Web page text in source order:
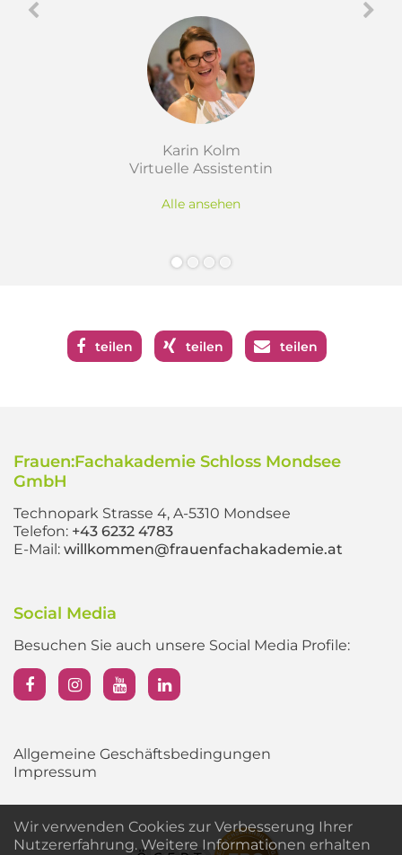
Karin Kolm
Virtuelle Assistentin
Alle ansehen
teilen teilen teilen
Frauen:Fachakademie Schloss Mondsee
GmbH
Technopark Strasse 4, A-5310 Mondsee
Telefon: +43 6232 4783
E-Mail: willkommen@frauenfachakademie.at
Social Media
Besuchen Sie auch unsere Social Media Profile:
Allgemeine Geschäftsbedingungen
Impressum
Wir verwenden Cookies zur Verbesserung Ihrer
Nutzererfahrung. Weitere Informationen erhalten